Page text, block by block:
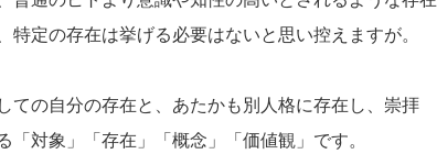
定の存在は挙げる必要はないと思い控えますが。
ての自分の存在と、あたかも別人格に存在し、崇拝
「対象」「存在」「概念」「価値観」です。